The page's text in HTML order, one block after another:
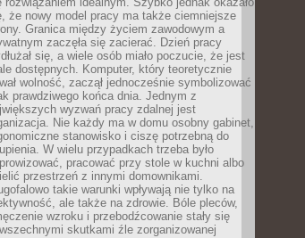
że nowy model pracy ma także ciemniejsze
Granica między życiem zawodowym a
zaczęła się zacierać. Dzień pracy
się, a wiele osób miało poczucie, że jest
dostępnych. Komputer, który teoretycznie
wolność, zaczął jednocześnie symbolizować
prawdziwego końca dnia. Jednym z
wyzwań pracy zdalnej jest
Nie każdy ma w domu osobny gabinet,
stanowisko i ciszę potrzebną do
W wielu przypadkach trzeba było
pracować przy stole w kuchni albo
przestrzeń z innymi domownikami.
takie warunki wpływają nie tylko na
ale także na zdrowie. Bóle pleców,
wzroku i przebodźcowanie stały się
skutkami źle zorganizowanej